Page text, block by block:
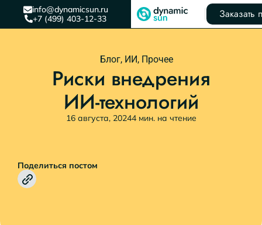
info@dynamicsun.ru
+7 (499) 403-12-33
Заказать
Блог, ИИ, Прочее
Риски внедрения
ИИ-технологий
16 августа, 20244 мин. на чтение
Поделиться постом